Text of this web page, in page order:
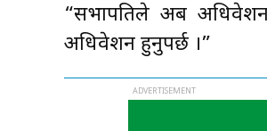
“सभापतिले अब
अधिवेशन हुनुपर्छ ।”